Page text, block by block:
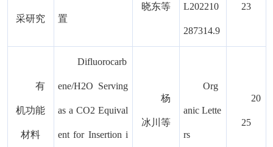
采研究 置
晓东等 L202210
287314.9
23
有
机功能
材料
Difluorocarb
ene/H2O Serving
as a CO2 Equival
ent for Insertion i
杨
冰川等
Org
anic Lette
rs
20
25